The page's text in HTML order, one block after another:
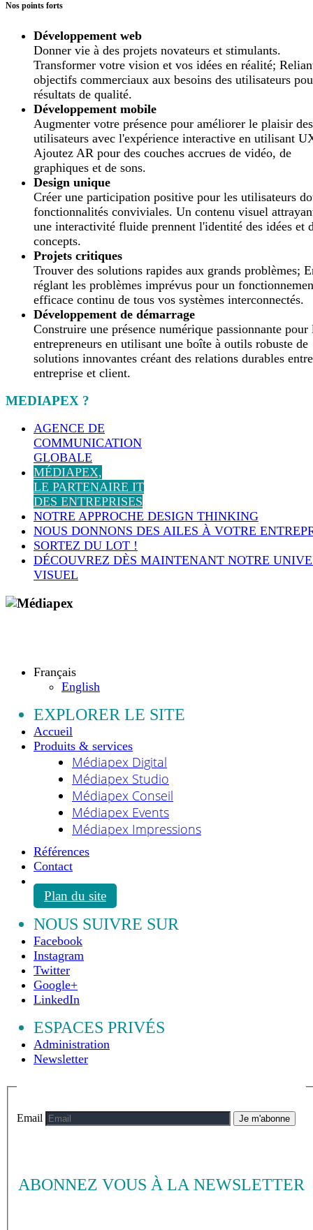
Nos points forts
Développement web
Donner vie à des projets novateurs et stimulants.
Transformer votre vision et vos idées en réalité;
objectifs commerciaux aux besoins des utilisateurs
résultats de qualité.
Développement mobile
Augmenter votre présence pour améliorer le plaisir des
utilisateurs avec l'expérience interactive en utilisant
Ajoutez AR pour des couches accrues de vidéo, de
graphiques et de sons.
Design unique
Créer une participation positive pour les utilisateurs
fonctionnalités conviviales. Un contenu visuel
une interactivité fluide prennent l'identité des idées et
concepts.
Projets critiques
Trouver des solutions rapides aux grands problèmes;
réglant les problèmes imprévus pour un
efficace continu de tous vos systèmes interconnectés.
Développement de démarrage
Construire une présence numérique passionnante pour
entrepreneurs en utilisant une boîte à outils robuste de
solutions innovantes créant des relations durables entre
entreprise et client.
MEDIAPEX ?
AGENCE DE
COMMUNICATION
GLOBALE
MÉDIAPEX,
LE PARTENAIRE IT
DES ENTREPRISES
NOTRE APPROCHE DESIGN THINKING
NOUS DONNONS DES AILES À VOTRE
SORTEZ DU LOT !
DÉCOUVREZ DÈS MAINTENANT NOTRE
VISUEL
Français
English
EXPLORER LE SITE
Accueil
Produits & services
Médiapex Digital
Médiapex Studio
Médiapex Conseil
Médiapex Events
Médiapex Impressions
Références
Contact
Plan du site
NOUS SUIVRE SUR
Facebook
Instagram
Twitter
Google+
LinkedIn
ESPACES PRIVÉS
Administration
Newsletter
ABONNEZ VOUS À LA NEWSLETTER
Email Je m'abonne